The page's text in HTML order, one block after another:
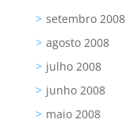
setembro 2008
agosto 2008
julho 2008
junho 2008
maio 2008